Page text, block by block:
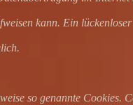
kann. Ein
so genannte Cookies.